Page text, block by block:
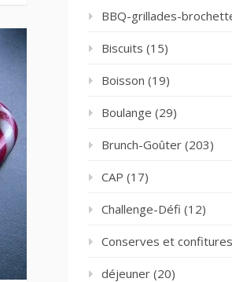
BBQ-grillades-
Biscuits (15)
Boisson (19)
Boulange (29)
Brunch-Goûter (203)
CAP (17)
Challenge-Défi (12)
Conserves et confitures
déjeuner (20)